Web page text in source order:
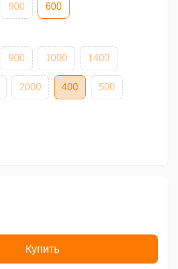
900 600
900 1000 1400
2000 400 500
Купить